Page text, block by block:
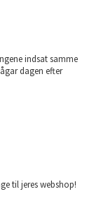
indsat samme
dagen efter
til jeres webshop!